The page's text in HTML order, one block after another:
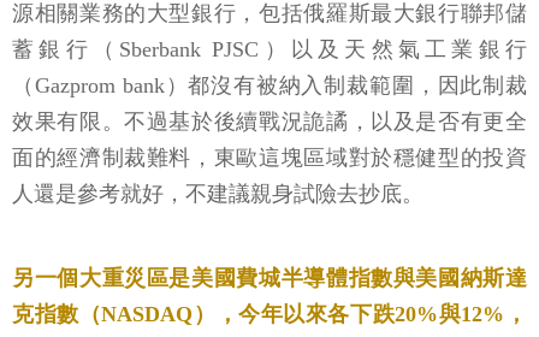
源相關業務的大型銀行，包括俄羅斯最大銀行聯邦儲
蓄銀行（Sberbank PJSC）以及天然氣工業銀行
（Gazprom bank）都沒有被納入制裁範圍，因此制裁
效果有限。不過基於後續戰況詭譎，以及是否有更全
面的經濟制裁難料，東歐這塊區域對於穩健型的投資
人還是參考就好，不建議親身試險去抄底。
另一個大重災區是美國費城半導體指數與美國納斯達
克指數（NASDAQ），今年以來各下跌20%與12%，